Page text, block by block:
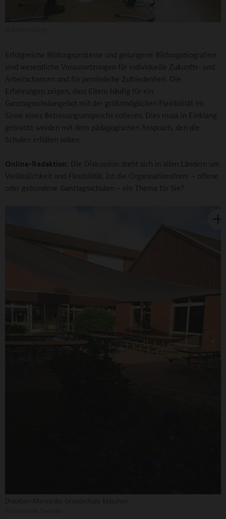
Erfolgreiche Bildungsprozesse und gelungene Bildungsbiografien
sind wesentliche Voraussetzungen für individuelle Zukunfts- und
Arbeitschancen und für persönliche Zufriedenheit. Die
Erfahrungen zeigen, dass Eltern häufig für ein
Ganztagsschulangebot mit der größtmöglichen Flexibilität im
Sinne eines Betreuungsanspruchs votieren. Dies muss in Einklang
gebracht werden mit dem pädagogischen Anspruch, den die
Schulen erfüllen sollen.
Online-Redaktion: Die Diskussion dreht sich in allen Ländern um
Verlässlichkeit und Flexibilität. Ist die Organisationsform – offene
oder gebundene Ganztagsschulen – ein Thema für Sie?